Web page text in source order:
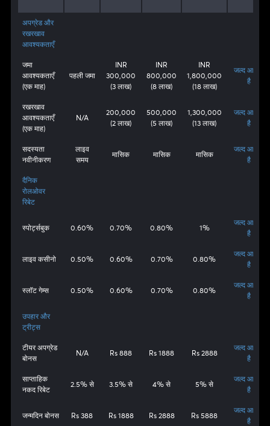
अपग्रेड और
रखरखाव
आवश्यकताएँ
जमा
आवश्यकताएँ
(एक माह)
पहली जमा
INR
300,000
(3 लाख)
INR
800,000
(8 लाख)
INR
1,800,000
(18 लाख)
जल्द आ रहा
है
रखरखाव
आवश्यकताएँ
(एक माह)
N/A
200,000
(2 लाख)
500,000
(5 लाख)
1,300,000
(13 लाख)
जल्द आ रहा
है
सदस्यता
नवीनीकरण
लाइव
समय
मासिक मासिक मासिक
जल्द आ रहा
है
दैनिक
रोलओवर
रिबेट
स्पोर्ट्सबुक 0.60% 0.70% 0.80% 1%
जल्द आ रहा
है
लाइव कसीनो 0.50% 0.60% 0.70% 0.80%
जल्द आ रहा
है
स्लॉट गेम्स 0.50% 0.60% 0.70% 0.80%
जल्द आ रहा
है
उपहार और
ट्रीट्स
टीयर अपग्रेड
बोनस
N/A Rs 888 Rs 1888 Rs 2888
जल्द आ रहा
है
साप्ताहिक
नकद रिबेट
2.5% से 3.5% से 4% से 5% से
जल्द आ रहा
है
जन्मदिन बोनस Rs 388 Rs 1888 Rs 2888 Rs 5888
जल्द आ रहा
है